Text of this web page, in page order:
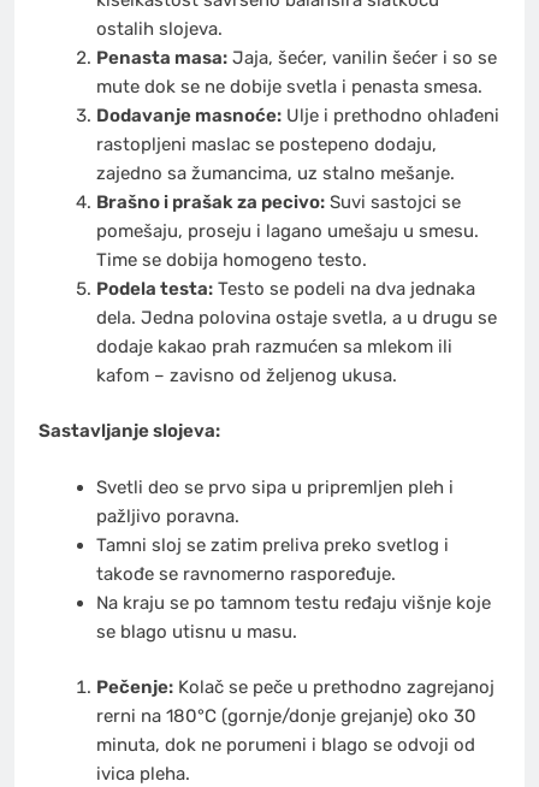
ostalih slojeva.
Penasta masa:Jaja, šećer, vanilin šećer i so se
mute dok se ne dobije svetla i penasta smesa.
Dodavanje masnoće:Ulje i prethodno ohlađeni
rastopljeni maslac se postepeno dodaju,
zajedno sa žumancima, uz stalno mešanje.
Brašno i prašak za pecivo:Suvi sastojci se
pomešaju, proseju i lagano umešaju u smesu.
Time se dobija homogeno testo.
Podela testa:Testo se podeli na dva jednaka
dela. Jedna polovina ostaje svetla, a u drugu se
dodaje kakao prah razmućen sa mlekom ili
kafom – zavisno od željenog ukusa.
Sastavljanje slojeva:
Svetli deo se prvo sipa u pripremljen pleh i
pažljivo poravna.
Tamni sloj se zatim preliva preko svetlog i
takođe se ravnomerno raspoređuje.
Na kraju se po tamnom testu ređaju višnje koje
se blago utisnu u masu.
Pečenje:Kolač se peče u prethodno zagrejanoj
rerni na 180°C (gornje/donje grejanje) oko 30
minuta, dok ne porumeni i blago se odvoji od
ivica pleha.